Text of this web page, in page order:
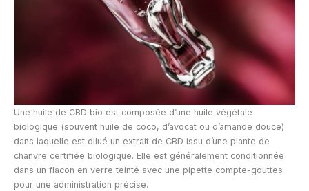
Une huile de CBD bio est composée d’une huile végétale
biologique (souvent huile de coco, d’avocat ou d’amande douce)
dans laquelle est dilué un extrait de CBD issu d’une plante de
chanvre certifiée biologique. Elle est généralement conditionnée
dans un flacon en verre teinté avec une pipette compte-gouttes
pour une administration précise.